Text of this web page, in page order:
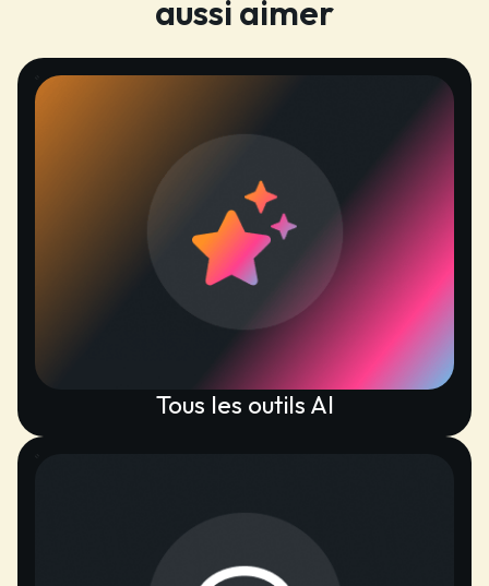
aussi aimer
Tous les outils AI